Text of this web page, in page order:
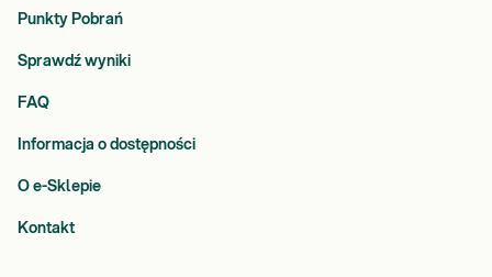
Punkty Pobrań
Sprawdź wyniki
FAQ
Informacja o dostępności
O e-Sklepie
Kontakt